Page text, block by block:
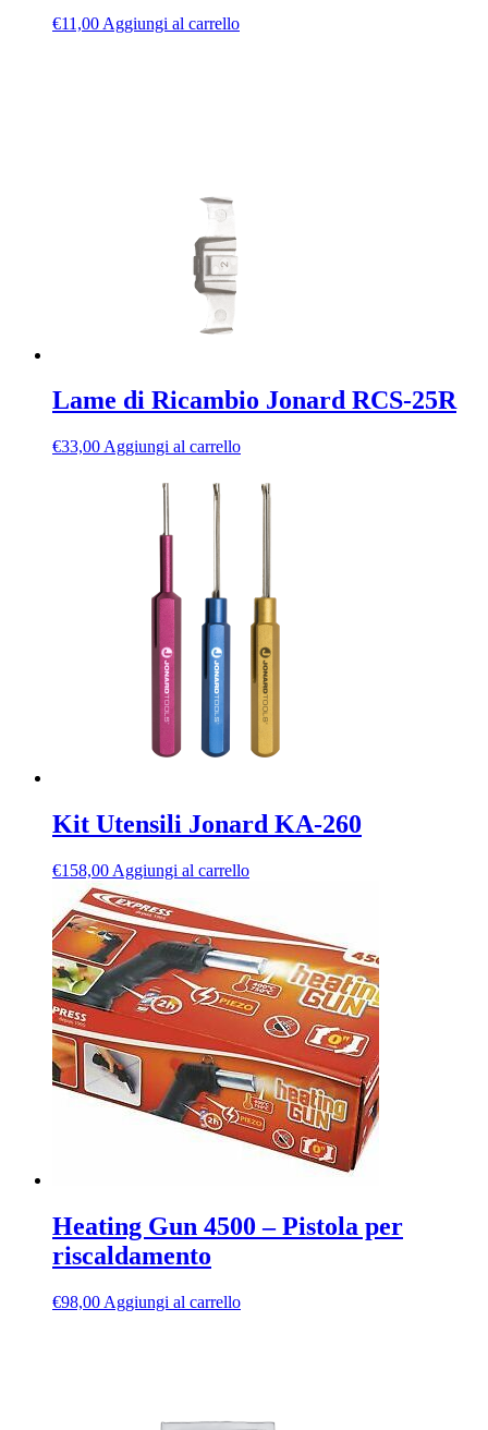
€11,00 Aggiungi al carrello
Lame di Ricambio Jonard RCS-25R
€33,00 Aggiungi al carrello
Kit Utensili Jonard KA-260
€158,00 Aggiungi al carrello
Heating Gun 4500 – Pistola per
riscaldamento
€98,00 Aggiungi al carrello